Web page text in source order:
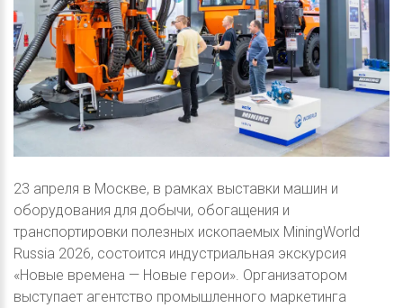
23 апреля в Москве, в рамках выставки машин и
оборудования для добычи, обогащения и
транспортировки полезных ископаемых MiningWorld
Russia 2026, состоится индустриальная экскурсия
«Новые времена — Новые герои». Организатором
выступает агентство промышленного маркетинга